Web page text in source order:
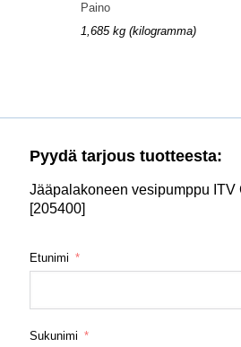
Paino
1,685 kg (kilogramma)
Pyydä tarjous tuotteesta:
Jääpalakoneen vesipumppu ITV
[205400]
Etunimi
Sukunimi